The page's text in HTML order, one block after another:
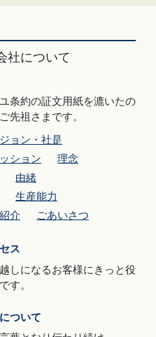
社について
条約の証文用紙を漉いたの
先祖さまです。
ョン・社是
ション
理念
由緒
生産能力
介
ごあいさつ
ス
しになるお客様にきっと役
す。
ついて